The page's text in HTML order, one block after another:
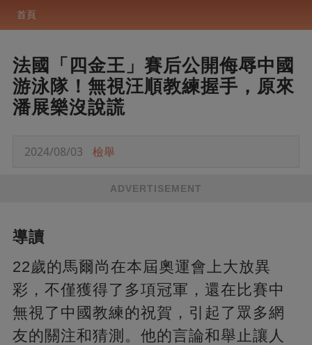
首頁
法國「四金王」賽后公開侮辱中國
游泳隊！無視汪順教練握手，原來
潘展樂沒說謊
2024/08/03 檢舉
ADVERTISEMENT
導讀
22歲的馬爾尚在本屆奧運會上大放異
彩，不僅獲得了多項冠軍，還在比賽中
無視了中國教練的祝賀，引起了眾多網
友的關注和猜測。他的言論和舉止讓人